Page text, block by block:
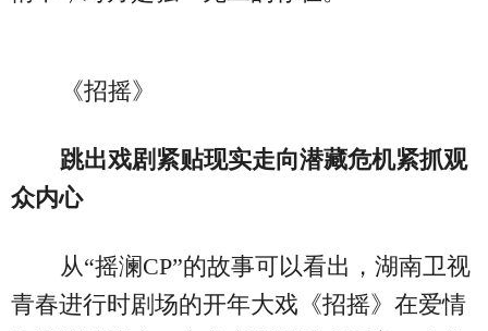
《招摇》
跳出戏剧紧贴现实走向潜藏危机紧抓观
众内心
从“摇澜CP”的故事可以看出，湖南卫视
青春进行时剧场的开年大戏《招摇》在爱情